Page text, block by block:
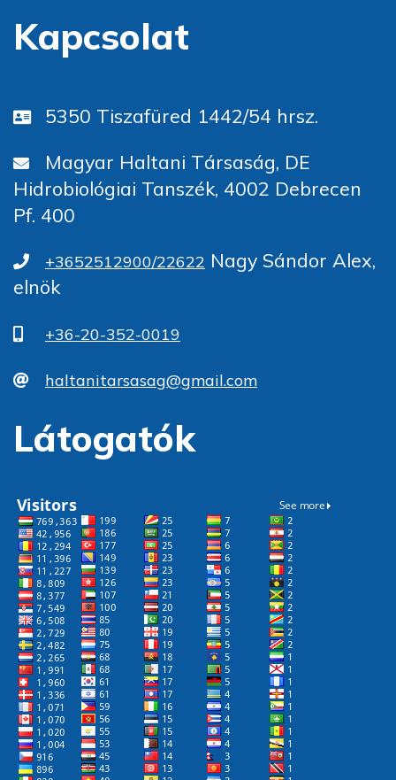
Kapcsolat
5350 Tiszafüred 1442/54 hrsz.
Magyar Haltani Társaság, DE
Hidrobiológiai Tanszék, 4002 Debrecen
Pf. 400
+3652512900/22622 Nagy Sándor Alex,
elnök
+36-20-352-0019
haltanitarsasag@gmail.com
Látogatók